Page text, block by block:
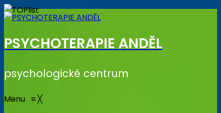
PSYCHOTERAPIE ANDĚL
psychologické centrum
Menu ≡╳